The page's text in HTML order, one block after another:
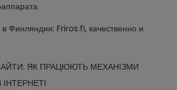
Финляндии: Friros.fi, качественно и
ЯК ПРАЦЮЮТЬ МЕХАНІЗМИ